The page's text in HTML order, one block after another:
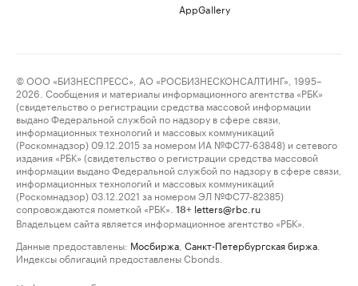
AppGallery
© ООО «БИЗНЕСПРЕСС», АО «РОСБИЗНЕСКОНСАЛТИНГ», 1995–
2026. Сообщения и материалы информационного агентства «РБК»
(свидетельство о регистрации средства массовой информации
выдано Федеральной службой по надзору в сфере связи,
информационных технологий и массовых коммуникаций
(Роскомнадзор) 09.12.2015 за номером ИА №ФС77-63848) и сетевого
издания «РБК» (свидетельство о регистрации средства массовой
информации выдано Федеральной службой по надзору в сфере связи,
информационных технологий и массовых коммуникаций
(Роскомнадзор) 03.12.2021 за номером ЭЛ №ФС77-82385)
сопровождаются пометкой «РБК».
18+ letters@rbc.ru
Владельцем сайта является информационное агентство «РБК».
Данные предоставлены: Мосбиржа Санкт-Петербургская биржа
Индексы облигаций предоставлены Cbonds.